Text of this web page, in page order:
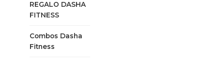
REGALO DASHA
FITNESS
Combos Dasha
Fitness